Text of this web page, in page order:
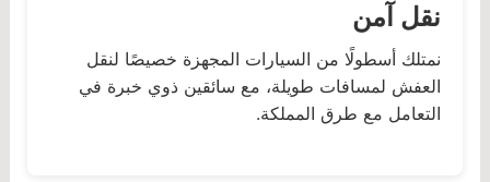
نقل آمن
نمتلك أسطولًا من السيارات المجهزة خصيصًا لنقل
العفش لمسافات طويلة، مع سائقين ذوي خبرة في
التعامل مع طرق المملكة.